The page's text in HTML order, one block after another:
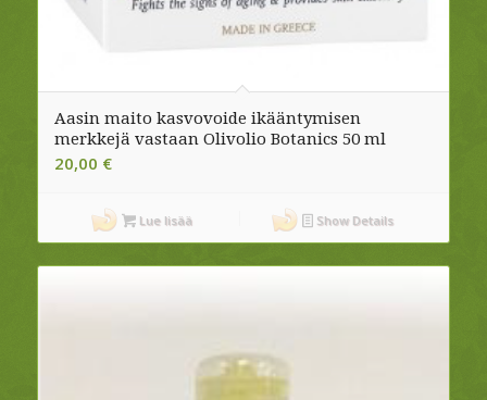
Aasin maito kasvovoide ikääntymisen
merkkejä vastaan Olivolio Botanics 50 ml
20,00 €
Lue lisää Show Details